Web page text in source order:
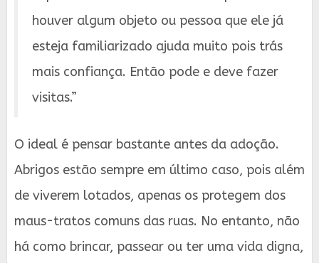
houver algum objeto ou pessoa que ele já
esteja familiarizado ajuda muito pois trás
mais confiança. Então pode e deve fazer
visitas.”
O ideal é pensar bastante antes da adoção.
Abrigos estão sempre em último caso, pois além
de viverem lotados, apenas os protegem dos
maus-tratos comuns das ruas. No entanto, não
há como brincar, passear ou ter uma vida digna,